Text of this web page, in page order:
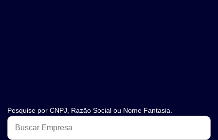
Pesquise por CNPJ, Razão Social ou Nome Fantasia.